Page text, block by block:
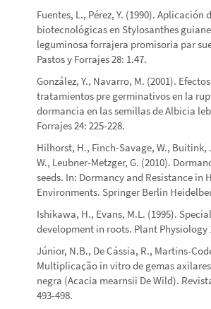
Fuentes, L., Pérez, Y. (1990). Aplicación
biotecnológicas en Stylosanthes
leguminosa forrajera promisoria par
Pastos y Forrajes 28: 1.47.
González, Y., Navarro, M. (2001).
tratamientos pre germinativos en la
dormancia en las semillas de Albicia
Forrajes 24: 225-228.
Hilhorst, H., Finch-Savage, W., Buitink,
W., Leubner-Metzger, G. (2010).
seeds. In: Dormancy and Resistance in
Environments. Springer Berlin
Ishikawa, H., Evans, M.L. (1995).
development in roots. Plant Physiology
Júnior, N.B., De Cássia, R., Martins-
Multiplicaҫão in vitro de gemas
negra (Acacia mearnsii De Wild).
493-498.